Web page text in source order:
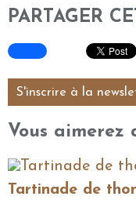
PARTAGER
S'inscrire à la
Vous aimerez
Tartinade de